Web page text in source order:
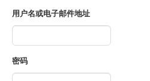
用户名或电子邮件地址
密码